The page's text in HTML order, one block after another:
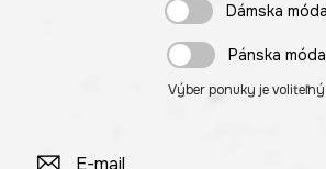
Dámska móda
Pánska móda
Výber ponuky je voliteľný